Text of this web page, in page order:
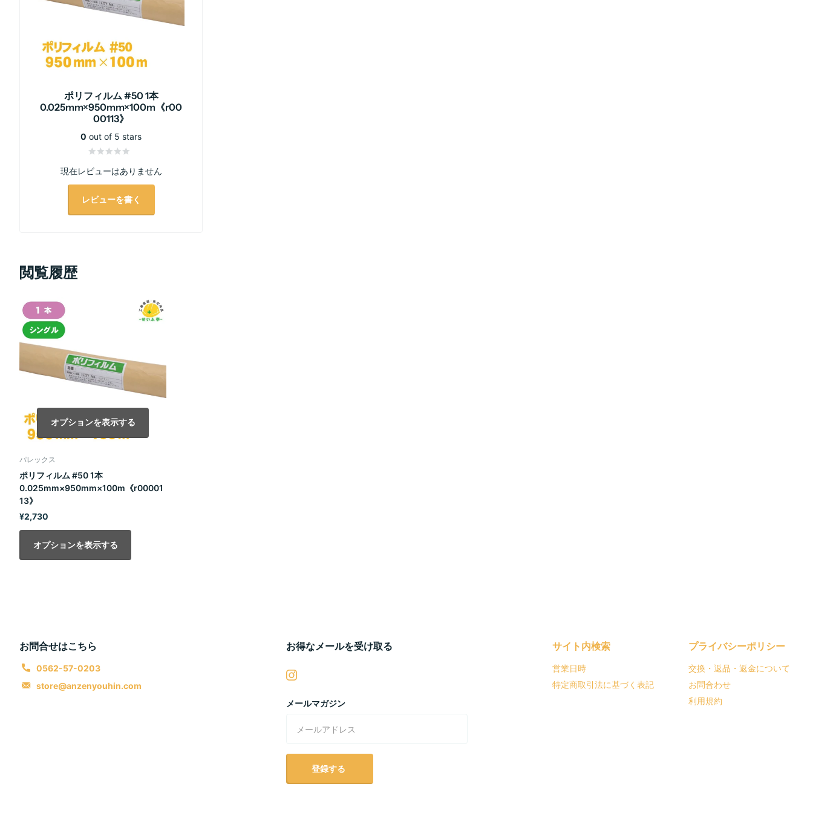
ポリフィルム #50 1本
0.025mm×950mm×100m《r00
00113》
0 out of 5 stars
現在レビューはありません
レビューを書く
閲覧履歴
オプションを表示する
パレックス
ポリフィルム #50 1本
0.025mm×950mm×100m《r00001
13》
¥2,730
オプションを表示する
お問合せはこちら
0562-57-0203
store@anzenyouhin.com
お得なメールを受け取る
メールマガジン
登録する
サイト内検索
営業日時
特定商取引法に基づく表記
プライバシーポリシー
交換・返品・返金について
お問合わせ
利用規約